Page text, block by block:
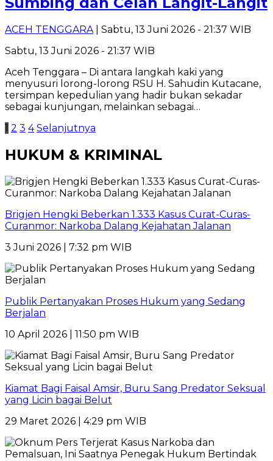
ACEH TENGGARA| Sabtu, 13 Juni 2026 - 21:37 WIB
Sabtu, 13 Juni 2026 - 21:37 WIB
‎Aceh Tenggara – Di antara langkah kaki yang
menyusuri lorong-lorong RSU H. Sahudin Kutacane,
tersimpan kepedulian yang hadir bukan sekadar
sebagai kunjungan, melainkan sebagai…
Paginasi
pos
1 2 3 4 Selanjutnya
HUKUM & KRIMINAL
Brigjen Hengki Beberkan 1.333 Kasus Curat-Curas-
Curanmor: Narkoba Dalang Kejahatan Jalanan
3 Juni 2026 | 7:32 pm WIB
Publik Pertanyakan Proses Hukum yang Sedang
Berjalan
10 April 2026 | 11:50 pm WIB
Kiamat Bagi Faisal Amsir, Buru Sang Predator Seksual
yang Licin bagai Belut
29 Maret 2026 | 4:29 pm WIB